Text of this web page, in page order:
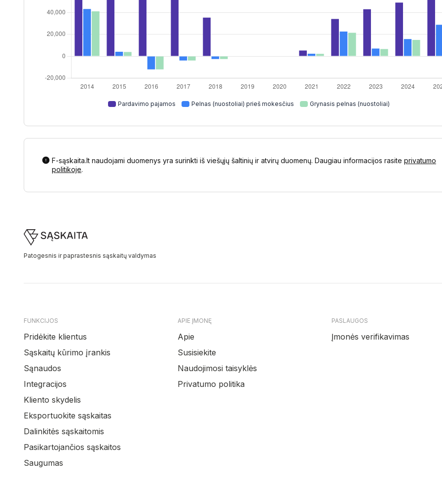
Pardavimo pajamos Pelnas (nuostoliai) prieš mokesčius Grynasis pelnas (nuostoliai)
F-sąskaita.lt naudojami duomenys yra surinkti iš viešųjų šaltinių ir atvirų duomenų. Daugiau informacijos rasite privatumo
politikoje.
Footer
Patogesnis ir paprastesnis sąskaitų valdymas
FUNKCIJOS
Pridėkite klientus
Sąskaitų kūrimo įrankis
Sąnaudos
Integracijos
Kliento skydelis
Eksportuokite sąskaitas
Dalinkitės sąskaitomis
Pasikartojančios sąskaitos
Saugumas
APIE ĮMONĘ
Apie
Susisiekite
Naudojimosi taisyklės
Privatumo politika
PASLAUGOS
Įmonės verifikavimas